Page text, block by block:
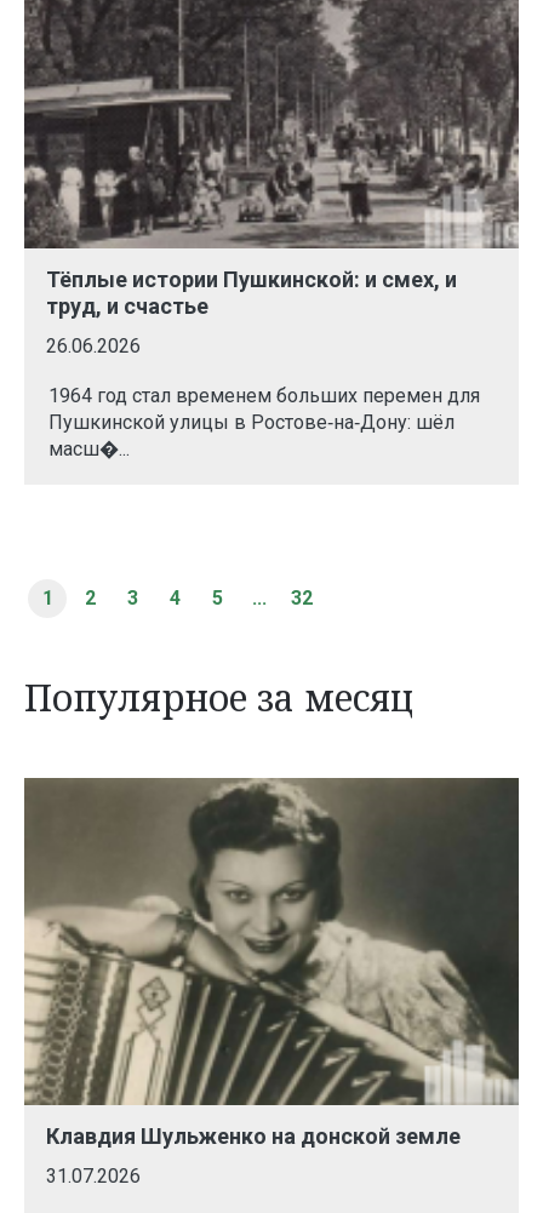
Тёплые истории Пушкинской: и смех, и
труд, и счастье
26.06.2026
1964 год стал временем больших перемен для
Пушкинской улицы в Ростове‑на‑Дону: шёл
масш�...
1 2 3 4 5 ... 32
Популярное за месяц
Клавдия Шульженко на донской земле
31.07.2026